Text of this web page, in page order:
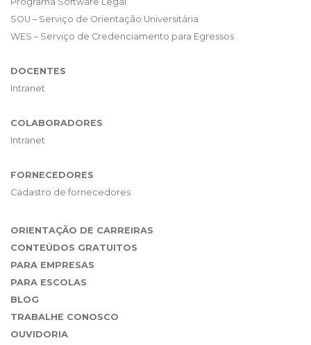
SOU – Serviço de Orientação Universitária
WES – Serviço de Credenciamento para Egressos
DOCENTES
Intranet
COLABORADORES
Intranet
FORNECEDORES
Cadastro de fornecedores
ORIENTAÇÃO DE CARREIRAS
CONTEÚDOS GRATUITOS
PARA EMPRESAS
PARA ESCOLAS
BLOG
TRABALHE CONOSCO
OUVIDORIA